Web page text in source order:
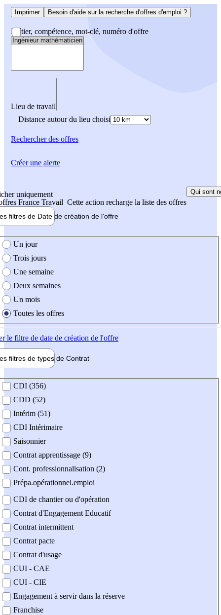
Imprimer Besoin d'aide sur la recherche d'offres d'emploi ?
Métier, compétence, mot-clé, numéro d'offre
Lieu de travail
Distance autour du lieu choisi
Rechercherdes offres
uniquement
France Travail Cette action recharge la liste des offres
Qui sont
filtres de Date de création de l'offre
création de l'offre
Un jour
Trois jours
Une semaine
Deux semaines
Un mois
Toutes les offres
le filtre de date de création de l'offre
filtres de types de Contrat
contrat
CDI (356)
CDD (52)
Intérim (51)
CDI Intérimaire
Saisonnier
Contrat apprentissage (9)
Cont. professionnalisation (2)
Prépa.opérationnel.emploi
CDI de chantier ou d'opération
Contrat d'Engagement Educatif
Contrat intermittent
Contrat pacte
Contrat d'usage
CUI - CAE
CUI - CIE
Engagement à servir dans la réserve
Franchise
Créer une alerte